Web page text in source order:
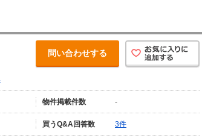
問い合わせする
物件掲載件数 -
買うQ&A回答数 3件